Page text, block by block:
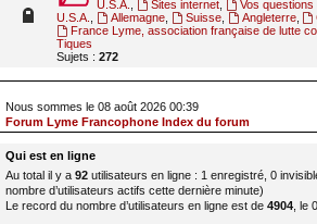
U.S.A.
Sites internet, Vos
U.S.A.
Allemagne, Suisse, Angleterre,
France Lyme, association française de lutte
Tiques
Sujets : 272
Nous sommes le 08 août 2026 00:39
Forum Lyme Francophone Index du forum
Qui est en ligne
Au total il y a 92 utilisateurs en ligne : 1 enregistré, 0
nombre d’utilisateurs actifs cette dernière minute)
Le record du nombre d’utilisateurs en ligne est de 4904 , le